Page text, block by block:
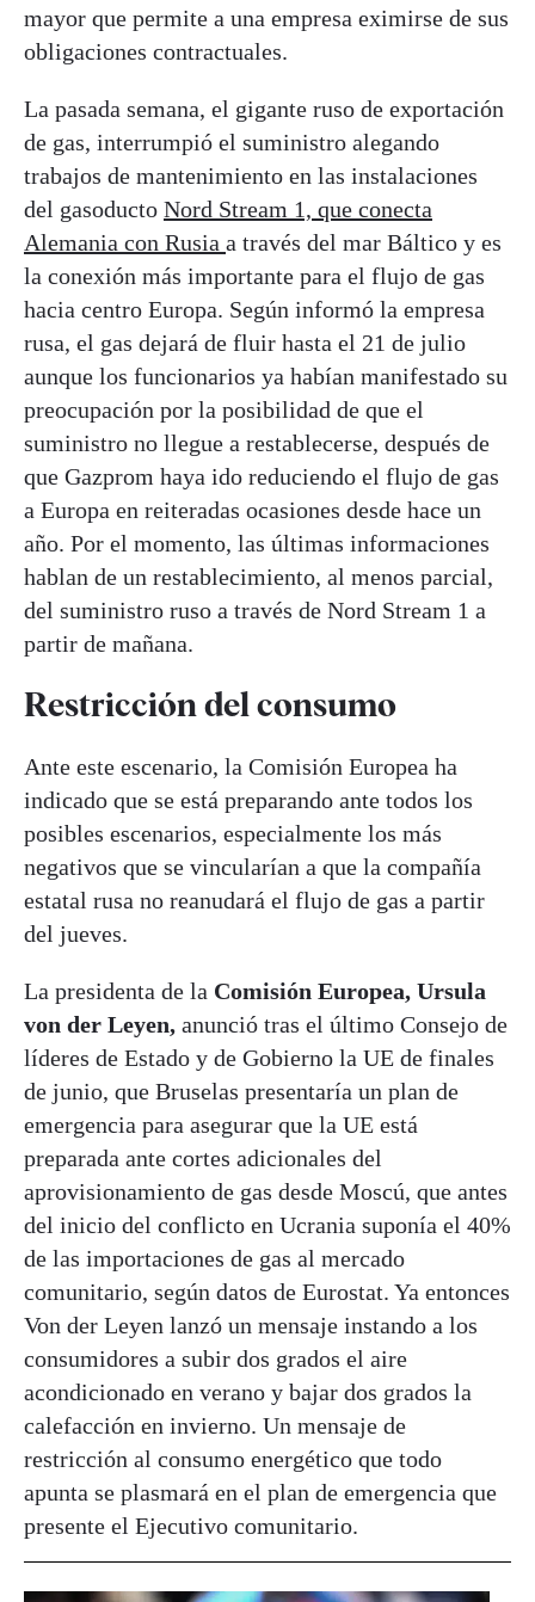
mayor que permite a una empresa eximirse de sus
obligaciones contractuales.
La pasada semana, el gigante ruso de exportación
de gas, interrumpió el suministro alegando
trabajos de mantenimiento en las instalaciones
del gasoducto Nord Stream 1, que conecta
Alemania con Rusia a través del mar Báltico y es
la conexión más importante para el flujo de gas
hacia centro Europa. Según informó la empresa
rusa, el gas dejará de fluir hasta el 21 de julio
aunque los funcionarios ya habían manifestado su
preocupación por la posibilidad de que el
suministro no llegue a restablecerse, después de
que Gazprom haya ido reduciendo el flujo de gas
a Europa en reiteradas ocasiones desde hace un
año. Por el momento, las últimas informaciones
hablan de un restablecimiento, al menos parcial,
del suministro ruso a través de Nord Stream 1 a
partir de mañana.
Restricción del consumo
Ante este escenario, la Comisión Europea ha
indicado que se está preparando ante todos los
posibles escenarios, especialmente los más
negativos que se vincularían a que la compañía
estatal rusa no reanudará el flujo de gas a partir
del jueves.
La presidenta de la Comisión Europea, Ursula
von der Leyen, anunció tras el último Consejo de
líderes de Estado y de Gobierno la UE de finales
de junio, que Bruselas presentaría un plan de
emergencia para asegurar que la UE está
preparada ante cortes adicionales del
aprovisionamiento de gas desde Moscú, que antes
del inicio del conflicto en Ucrania suponía el 40%
de las importaciones de gas al mercado
comunitario, según datos de Eurostat. Ya entonces
Von der Leyen lanzó un mensaje instando a los
consumidores a subir dos grados el aire
acondicionado en verano y bajar dos grados la
calefacción en invierno. Un mensaje de
restricción al consumo energético que todo
apunta se plasmará en el plan de emergencia que
presente el Ejecutivo comunitario.